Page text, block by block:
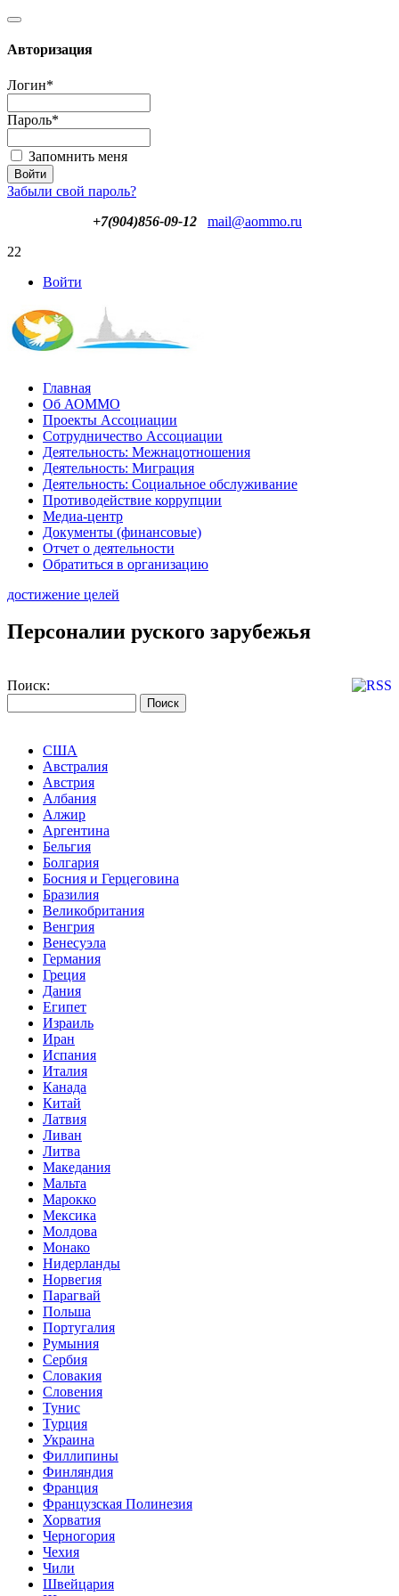
Авторизация
Логин*
Пароль*
Запомнить меня
Забыли свой пароль?
+7(904)856-09-12
mail@aommo.ru
22
Войти
Главная
Об АОММО
Проекты Ассоциации
Сотрудничество Ассоциации
Деятельность: Межнацотношения
Деятельность: Миграция
Деятельность: Социальное обслуживание
Противодействие коррупции
Медиа-центр
Документы (финансовые)
Отчет о деятельности
Обратиться в организацию
достижение целей
Персоналии руского зарубежья
Поиск:
США
Австралия
Австрия
Албания
Алжир
Аргентина
Бельгия
Болгария
Босния и Герцеговина
Бразилия
Великобритания
Венгрия
Венесуэла
Германия
Греция
Дания
Египет
Израиль
Иран
Испания
Италия
Канада
Китай
Латвия
Ливан
Литва
Македания
Мальта
Марокко
Мексика
Молдова
Монако
Нидерланды
Норвегия
Парагвай
Польша
Португалия
Румыния
Сербия
Словакия
Словения
Тунис
Турция
Украина
Филлипины
Финляндия
Франция
Французская Полинезия
Хорватия
Черногория
Чехия
Чили
Швейцария